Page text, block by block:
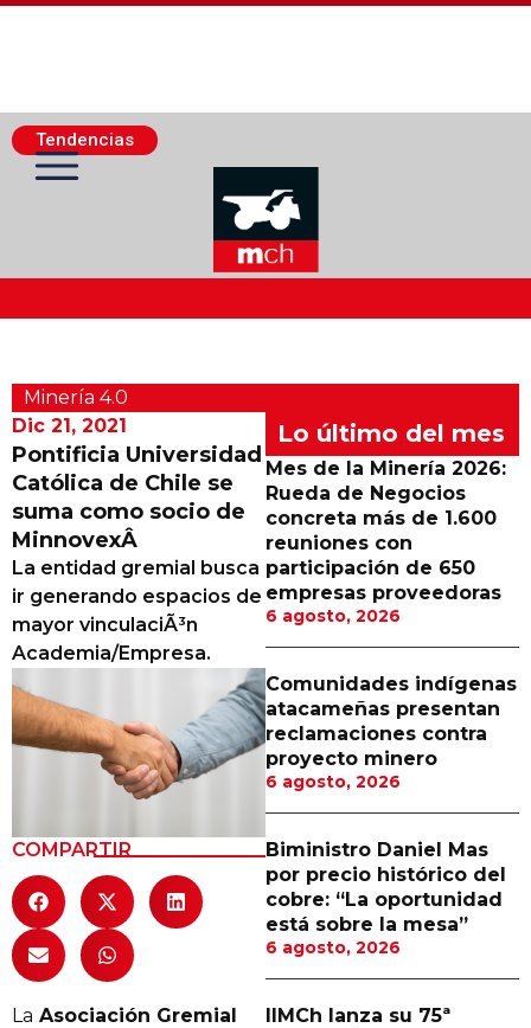
Tendencias
Actualidad Minera
Minería Superficie
Minerí­a Subterránea
Proveedores
Canal Digital
Columnas de Opinión
Designaciones
Calendario de Eventos
Revistas Digital
Siguenos
Minerí­a 4.0
Dic 21, 2021
Pontificia Universidad
Católica de Chile se
suma como socio de
MinnovexÂ
La entidad gremial busca
ir generando espacios de
mayor vinculaciÃ³n
Academia/Empresa.
COMPARTIR
La Asociación Gremial
Lo último del mes
Mes de la Minería 2026:
Rueda de Negocios
concreta más de 1.600
reuniones con
participación de 650
empresas proveedoras
6 agosto, 2026
Comunidades indígenas
atacameñas presentan
reclamaciones contra
proyecto minero
6 agosto, 2026
Biministro Daniel Mas
por precio histórico del
cobre: “La oportunidad
está sobre la mesa”
6 agosto, 2026
IIMCh lanza su 75ª